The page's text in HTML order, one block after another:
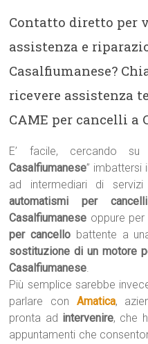
Contatto diretto per
assistenza e
Casalfiumanese?
ricevere assistenza
CAME per cancelli a
E’ facile, cercando su
Casalfiumanese” imbattersi
ad intermediari di
automatismi per
Casalfiumanese oppure per
per cancello battente a
sostituzione di un motore
Casalfiumanese.
Più semplice sarebbe
parlare con Amatica,
pronta ad intervenire, che
appuntamenti che